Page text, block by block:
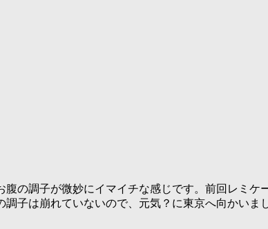
の調子が微妙にイマイチな感じです。前回レミ
子は崩れていないので、元気？に東京へ向かいま